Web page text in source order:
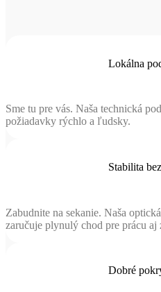
Lokálna
Sme tu pre vás. Naša technická
požiadavky rýchlo a ľudsky.
Stabilita
Zabudnite na sekanie. Naša
zaručuje plynulý chod pre prácu aj
Dobré